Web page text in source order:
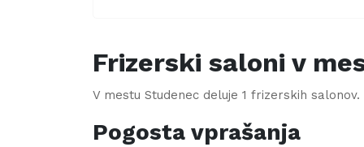
Frizerski saloni v
V mestu Studenec deluje 1 frizerskih
Pogosta vprašanja